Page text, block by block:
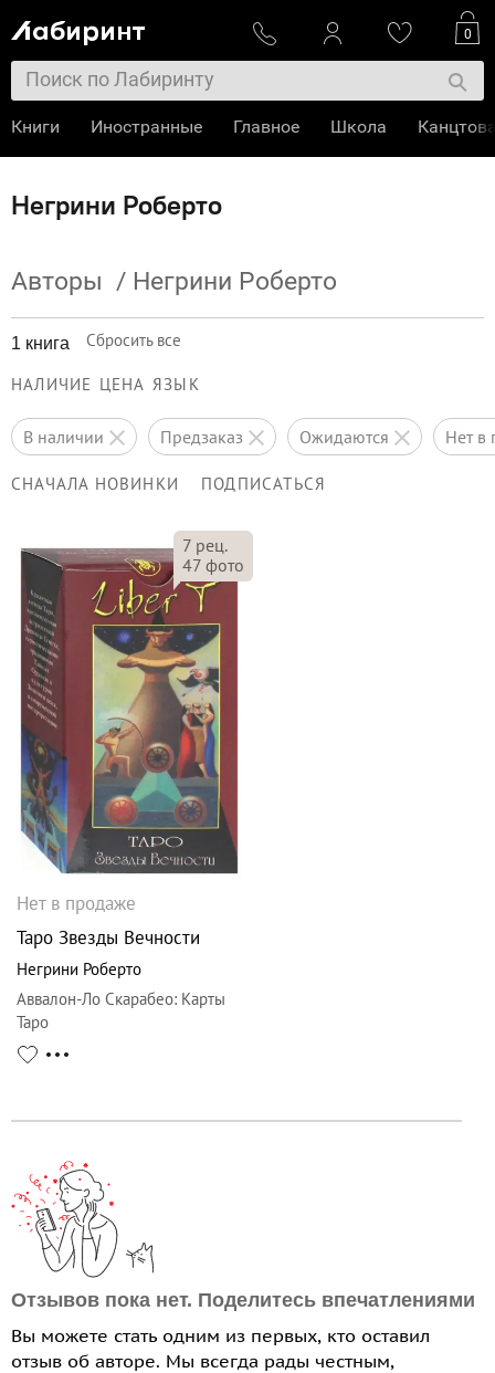
Негрини Роберто
Авторы / Негрини Роберто
1 книга Сбросить все
НАЛИЧИЕ ЦЕНА ЯЗЫК
в наличии предзаказ ожидаются нет
СНАЧАЛА НОВИНКИ ПОДПИСАТЬСЯ
7 рец.
47 фото
Нет в продаже
Таро Звезды Вечности
Негрини Роберто
Аввалон-Ло Скарабео: Карты
Таро
Отзывов пока нет. Поделитесь впечатлениями
Вы можете стать одним из первых, кто оставил
отзыв об авторе. Мы всегда рады честным,
0
Книги Иностранные Главное Школа